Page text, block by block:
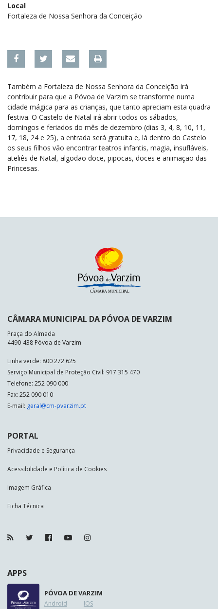
Local
Fortaleza de Nossa Senhora da Conceição
Também a Fortaleza de Nossa Senhora da Conceição irá
contribuir para que a Póvoa de Varzim se transforme numa
cidade mágica para as crianças, que tanto apreciam esta quadra
festiva. O Castelo de Natal irá abrir todos os sábados,
domingos e feriados do mês de dezembro (dias 3, 4, 8, 10, 11,
17, 18, 24 e 25), a entrada será gratuita e, lá dentro do Castelo
os seus filhos vão encontrar teatros infantis, magia, insufláveis,
ateliês de Natal, algodão doce, pipocas, doces e animação das
Princesas.
CÂMARA MUNICIPAL DA PÓVOA DE VARZIM
Praça do Almada
4490-438 Póvoa de Varzim
Linha verde: 800 272 625
Serviço Municipal de Proteção Civil: 917 315 470
Telefone: 252 090 000
Fax: 252 090 010
E-mail: geral@cm-pvarzim.pt
PORTAL
Privacidade e Segurança
Acessibilidade e Política de Cookies
Imagem Gráfica
Ficha Técnica
APPS
PÓVOA DE VARZIM
Android IOS